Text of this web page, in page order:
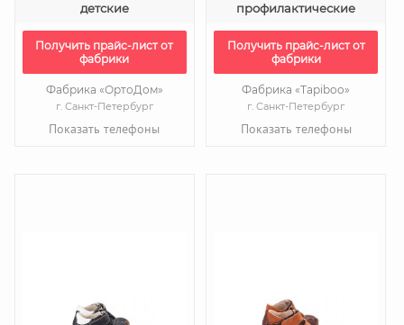
детские
Получить прайс-лист от
фабрики
Фабрика «ОртоДом»
г. Санкт-Петербург
Показать телефоны
профилактические
Получить прайс-лист от
фабрики
Фабрика «Tapiboo»
г. Санкт-Петербург
Показать телефоны